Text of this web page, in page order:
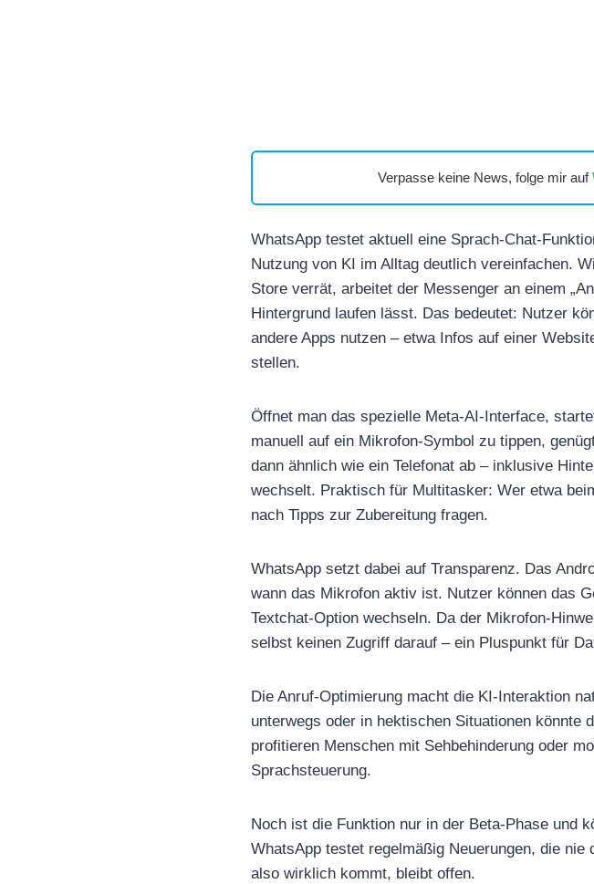
Verpasse keine News, folge mir auf
WhatsApp testet aktuell eine Sprach-Chat-
Nutzung von KI im Alltag deutlich vereinfachen.
Store verrät, arbeitet der Messenger an einem
Hintergrund laufen lässt. Das bedeutet: Nutzer
andere Apps nutzen – etwa Infos auf einer
stellen.
Öffnet man das spezielle Meta-AI-Interface,
manuell auf ein Mikrofon-Symbol zu tippen,
dann ähnlich wie ein Telefonat ab – inklusive
wechselt. Praktisch für Multitasker: Wer etwa
nach Tipps zur Zubereitung fragen.
WhatsApp setzt dabei auf Transparenz. Das
wann das Mikrofon aktiv ist. Nutzer können das
Textchat-Option wechseln. Da der Mikrofon-
selbst keinen Zugriff darauf – ein Pluspunkt für
Die Anruf-Optimierung macht die KI-Interaktion
unterwegs oder in hektischen Situationen könnte
profitieren Menschen mit Sehbehinderung oder
Sprachsteuerung.
Noch ist die Funktion nur in der Beta-Phase und
WhatsApp testet regelmäßig Neuerungen, die nie
also wirklich kommt, bleibt offen.